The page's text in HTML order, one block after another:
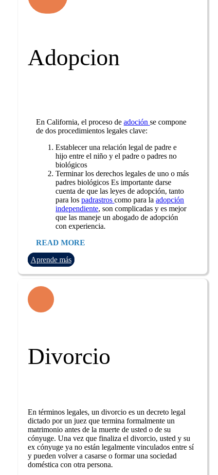
Adopcion
En California, el proceso deadociónse compone
de dos procedimientos legales clave:
Establecer una relación legal de padre e
hijo entre el niño y el padre o padres no
biológicos
Terminar los derechos legales de uno o más
padres biológicos Es importante darse
cuenta de que las leyes de adopción, tanto
para lospadrastroscomo para laadopción
independiente, son complicadas y es mejor
que las maneje un abogado de adopción
con experiencia.
READ MORE
Aprende más
Divorcio
En términos legales, un divorcio es un decreto legal
dictado por un juez que termina formalmente un
matrimonio antes de la muerte de usted o de su
cónyuge. Una vez que finaliza el divorcio, usted y su
ex cónyuge ya no están legalmente vinculados entre sí
y pueden volver a casarse o formar una sociedad
doméstica con otra persona.